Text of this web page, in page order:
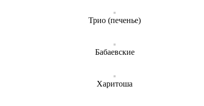
Трио (печенье)
Бабаевские
Харитоша